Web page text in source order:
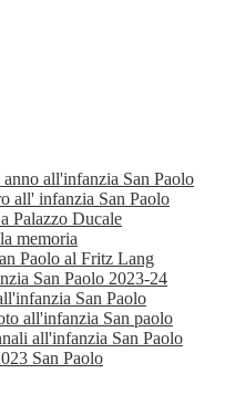
all'infanzia San Paolo
all' infanzia San Paolo
Palazzo Ducale
memoria
Paolo al Fritz Lang
San Paolo 2023-24
San Paolo
all'infanzia San paolo
all'infanzia San Paolo
San Paolo